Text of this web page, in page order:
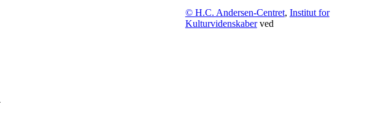
© H.C. Andersen-Centret, Institut for
Kulturvidenskaberved